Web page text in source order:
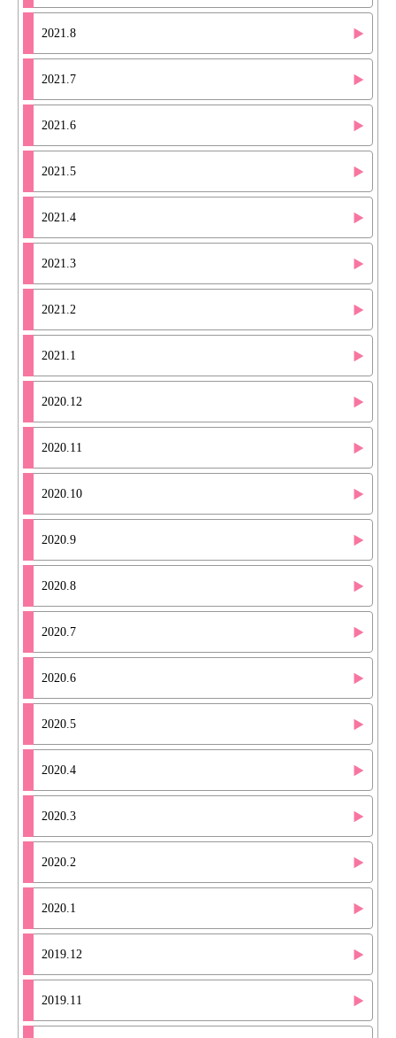
2021.8
2021.7
2021.6
2021.5
2021.4
2021.3
2021.2
2021.1
2020.12
2020.11
2020.10
2020.9
2020.8
2020.7
2020.6
2020.5
2020.4
2020.3
2020.2
2020.1
2019.12
2019.11